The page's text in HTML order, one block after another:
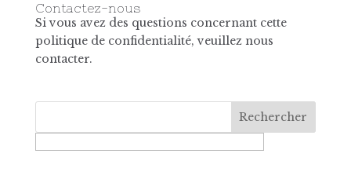
Contactez-nous
Si vous avez des questions concernant cette
politique de confidentialité, veuillez nous
contacter.